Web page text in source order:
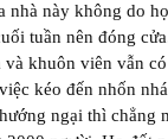
nhà này không do
tuần nên đóng
và khuôn viên vẫn
kéo đến nhốn
ngại thì chẳng